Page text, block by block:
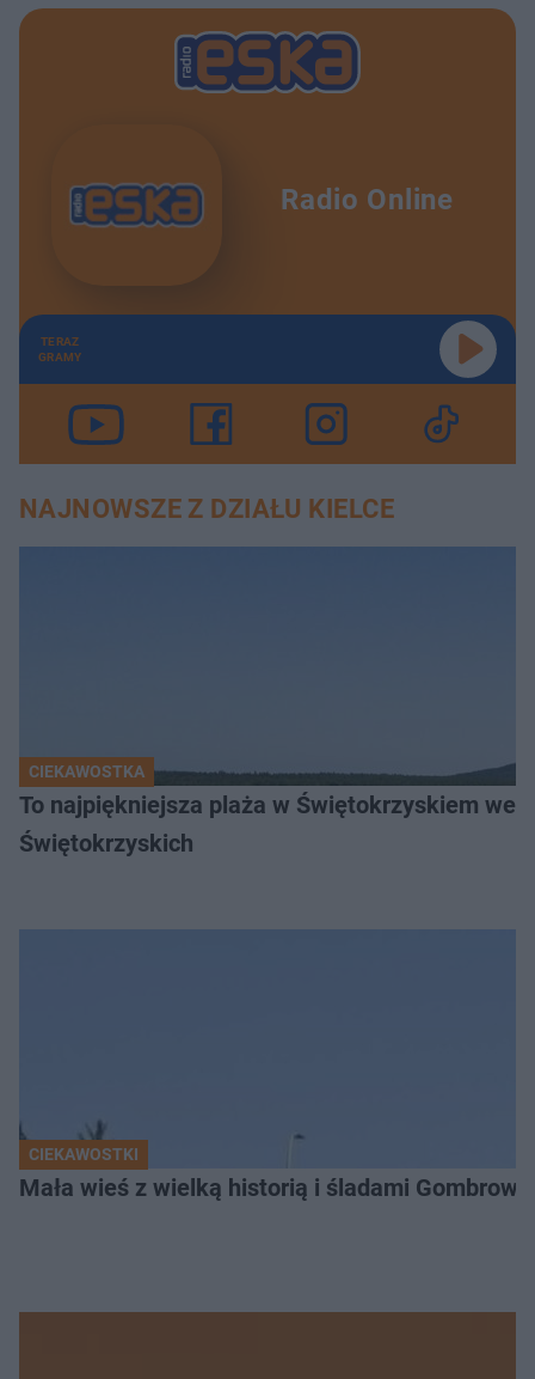
Radio Online
TERAZ
GRAMY
NAJNOWSZE Z DZIAŁU KIELCE
CIEKAWOSTKA
To najpiękniejsza plaża w Świętokrzyskiem
Świętokrzyskich
CIEKAWOSTKI
Mała wieś z wielką historią i śladami